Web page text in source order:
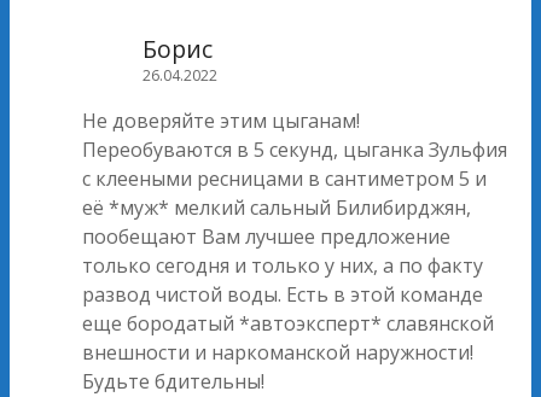
Борис
26.04.2022
Не доверяйте этим цыганам!
Переобуваются в 5 секунд, цыганка Зульфия
с клееными ресницами в сантиметром 5 и
её *муж* мелкий сальный Билибирджян,
пообещают Вам лучшее предложение
только сегодня и только у них, а по факту
развод чистой воды. Есть в этой команде
еще бородатый *автоэксперт* славянской
внешности и наркоманской наружности!
Будьте бдительны!